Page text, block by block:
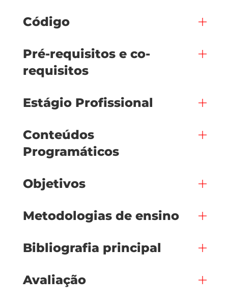
Código
Pré-requisitos e co-
requisitos
Estágio Profissional
Conteúdos
Programáticos
Objetivos
Metodologias de ensino
Bibliografia principal
Avaliação